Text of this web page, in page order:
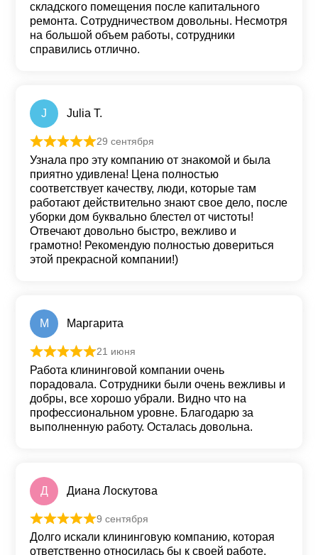
складского помещения после капитального
ремонта. Сотрудничеством довольны. Несмотря
на большой объем работы, сотрудники
справились отлично.
J Julia T.
Оценка
29 сентября
Узнала про эту компанию от знакомой и была
приятно удивлена! Цена полностью
соответствует качеству, люди, которые там
работают действительно знают свое дело, после
уборки дом буквально блестел от чистоты!
Отвечают довольно быстро, вежливо и
грамотно! Рекомендую полностью довериться
этой прекрасной компании!)
М Маргарита
Оценка
21 июня
Работа клининговой компании очень
порадовала. Сотрудники были очень вежливы и
добры, все хорошо убрали. Видно что на
профессиональном уровне. Благодарю за
выполненную работу. Осталась довольна.
Д Диана Лоскутова
Оценка
9 сентября
Долго искали клининговую компанию, которая
ответственно относилась бы к своей работе.